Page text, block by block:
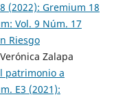
(2022): Gremium 18
Vol. 9 Núm. 17
Riesgo
Zalapa
patrimonio a
E3 (2021):